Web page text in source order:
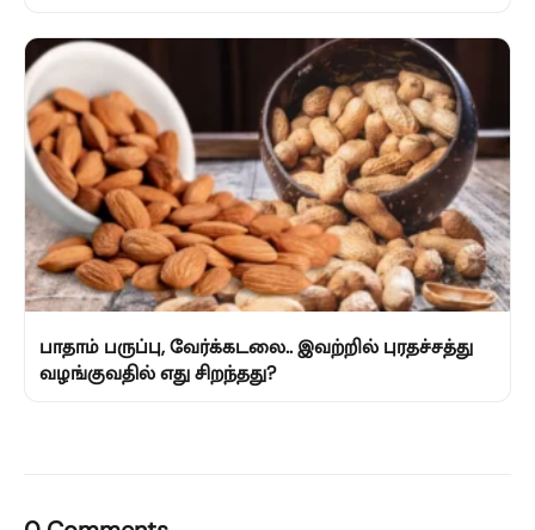
பாதாம் பருப்பு, வேர்க்கடலை.. இவற்றில் புரதச்சத்து
வழங்குவதில் எது சிறந்தது?